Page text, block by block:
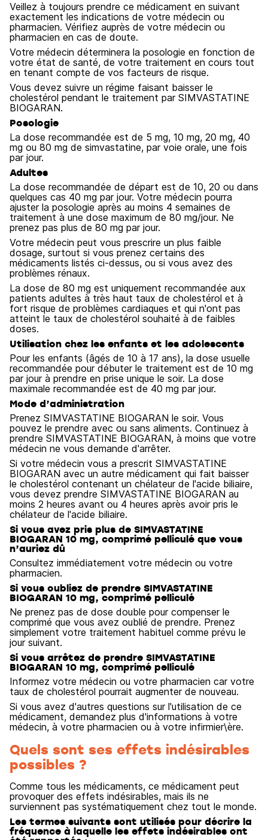
Veillez à toujours prendre ce médicament en suivant
exactement les indications de votre médecin ou
pharmacien. Vérifiez auprès de votre médecin ou
pharmacien en cas de doute.
Votre médecin déterminera la posologie en fonction de
votre état de santé, de votre traitement en cours tout
en tenant compte de vos facteurs de risque.
Vous devez suivre un régime faisant baisser le
cholestérol pendant le traitement par SIMVASTATINE
BIOGARAN.
Posologie
La dose recommandée est de 5 mg, 10 mg, 20 mg, 40
mg ou 80 mg de simvastatine, par voie orale, une fois
par jour.
Adultes
La dose recommandée de départ est de 10, 20 ou dans
quelques cas 40 mg par jour. Votre médecin pourra
ajuster la posologie après au moins 4 semaines de
traitement à une dose maximum de 80 mg/jour. Ne
prenez pas plus de 80 mg par jour.
Votre médecin peut vous prescrire un plus faible
dosage, surtout si vous prenez certains des
médicaments listés ci-dessus, ou si vous avez des
problèmes rénaux.
La dose de 80 mg est uniquement recommandée aux
patients adultes à très haut taux de cholestérol et à
fort risque de problèmes cardiaques et qui n'ont pas
atteint le taux de cholestérol souhaité à de faibles
doses.
Utilisation chez les enfants et les adolescents
Pour les enfants (âgés de 10 à 17 ans), la dose usuelle
recommandée pour débuter le traitement est de 10 mg
par jour à prendre en prise unique le soir. La dose
maximale recommandée est de 40 mg par jour.
Mode d’administration
Prenez SIMVASTATINE BIOGARAN le soir. Vous
pouvez le prendre avec ou sans aliments. Continuez à
prendre SIMVASTATINE BIOGARAN, à moins que votre
médecin ne vous demande d'arrêter.
Si votre médecin vous a prescrit SIMVASTATINE
BIOGARAN avec un autre médicament qui fait baisser
le cholestérol contenant un chélateur de l'acide biliaire,
vous devez prendre SIMVASTATINE BIOGARAN au
moins 2 heures avant ou 4 heures après avoir pris le
chélateur de l'acide biliaire.
Si vous avez pris plus de SIMVASTATINE
BIOGARAN 10 mg, comprimé pelliculé que vous
n’auriez dû
Consultez immédiatement votre médecin ou votre
pharmacien.
Si vous oubliez de prendre SIMVASTATINE
BIOGARAN 10 mg, comprimé pelliculé
Ne prenez pas de dose double pour compenser le
comprimé que vous avez oublié de prendre. Prenez
simplement votre traitement habituel comme prévu le
jour suivant.
Si vous arrêtez de prendre SIMVASTATINE
BIOGARAN 10 mg, comprimé pelliculé
Informez votre médecin ou votre pharmacien car votre
taux de cholestérol pourrait augmenter de nouveau.
Si vous avez d'autres questions sur l'utilisation de ce
médicament, demandez plus d'informations à votre
médecin, à votre pharmacien ou à votre infirmier\ère.
Quels sont ses effets indésirables
possibles ?
Comme tous les médicaments, ce médicament peut
provoquer des effets indésirables, mais ils ne
surviennent pas systématiquement chez tout le monde.
Les termes suivants sont utilisés pour décrire la
fréquence à laquelle les effets indésirables ont